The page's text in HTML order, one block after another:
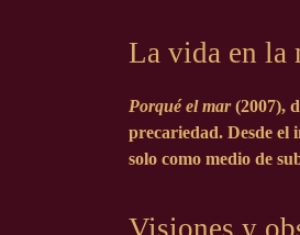
La vida en la
Porqué el mar(2007),
precariedad. Desde el
solo como medio de
Visiones y